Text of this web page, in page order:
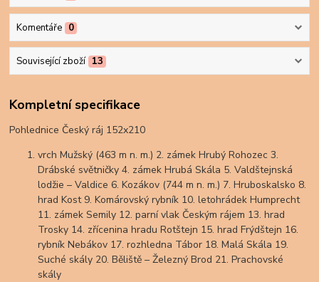
Komentáře 0
Související zboží 13
Kompletní specifikace
Pohlednice Český ráj 152x210
vrch Mužský (463 m n. m.) 2. zámek Hrubý Rohozec 3.
Drábské světničky 4. zámek Hrubá Skála 5. Valdštejnská
lodžie – Valdice 6. Kozákov (744 m n. m.) 7. Hruboskalsko 8.
hrad Kost 9. Komárovský rybník 10. letohrádek Humprecht
11. zámek Semily 12. parní vlak Českým rájem 13. hrad
Trosky 14. zřícenina hradu Rotštejn 15. hrad Frýdštejn 16.
rybník Nebákov 17. rozhledna Tábor 18. Malá Skála 19.
Suché skály 20. Běliště – Železný Brod 21. Prachovské
skály